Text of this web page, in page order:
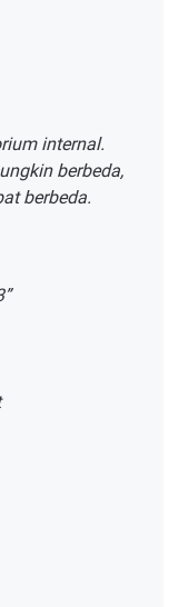
internal.
berbeda,
berbeda.